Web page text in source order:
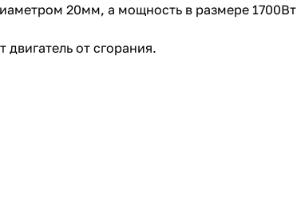
20мм, а мощность в размере 1700Вт
от сгорания.